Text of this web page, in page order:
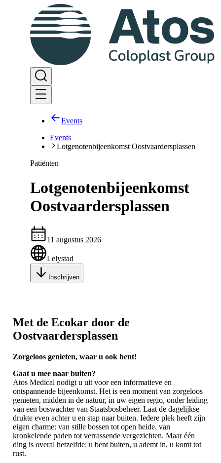
Events
Events
Lotgenotenbijeenkomst Oostvaardersplassen
Patiënten
Lotgenotenbijeenkomst
Oostvaardersplassen
11 augustus 2026
Lelystad
Inschrijven
Met de Ecokar door de
Oostvaardersplassen
Zorgeloos genieten, waar u ook bent!
Gaat u mee naar buiten?
Atos Medical nodigt u uit voor een informatieve en
ontspannende bijeenkomst. Het is een moment van zorgeloos
genieten, midden in de natuur, in uw eigen regio, onder leiding
van een boswachter van Staatsbosbeheer. Laat de dagelijkse
drukte even achter u en stap naar buiten. Iedere plek heeft zijn
eigen charme: van stille bossen tot open heide, van
kronkelende paden tot verrassende vergezichten. Maar één
ding is overal hetzelfde: u bent buiten, u ademt in, u komt tot
rust.